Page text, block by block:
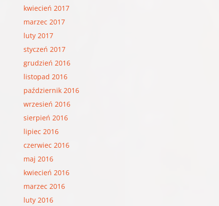
kwiecień 2017
marzec 2017
luty 2017
styczeń 2017
grudzień 2016
listopad 2016
październik 2016
wrzesień 2016
sierpień 2016
lipiec 2016
czerwiec 2016
maj 2016
kwiecień 2016
marzec 2016
luty 2016